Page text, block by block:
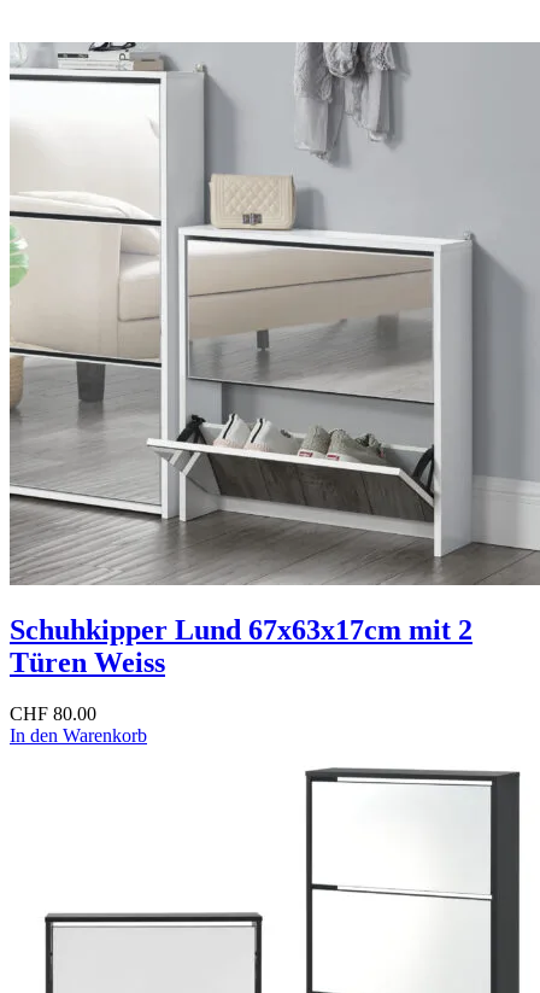
Schuhkipper Lund 67x63x17cm mit 2
Türen Weiss
CHF 80.00
In den Warenkorb